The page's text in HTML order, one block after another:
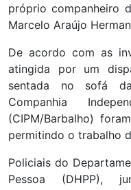
próprio companheiro
Marcelo Araújo
De acordo com as
atingida por um
sentada no sofá
Companhia
(CIPM/Barbalho)
permitindo o trabalho
Policiais do
Pessoa (DHPP),